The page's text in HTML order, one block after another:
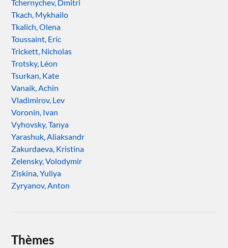
Tchernychev, Dmitri
Tkach, Mykhailo
Tkalich, Olena
Toussaint, Eric
Trickett, Nicholas
Trotsky, Léon
Tsurkan, Kate
Vanaik, Achin
Vladimirov, Lev
Voronin, Ivan
Vyhovsky, Tanya
Yarashuk, Aliaksandr
Zakurdaeva, Kristina
Zelensky, Volodymir
Ziskina, Yuliya
Zyryanov, Anton
Thèmes